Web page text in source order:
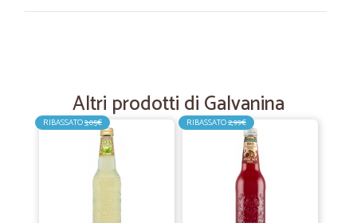
spedizione molto rapida
—
Veloce preciso ed economico
Veloce preciso ed economico!
Altri prodotti di Galvanina
RIBASSATO3,05€ RIBASSATO2,99€